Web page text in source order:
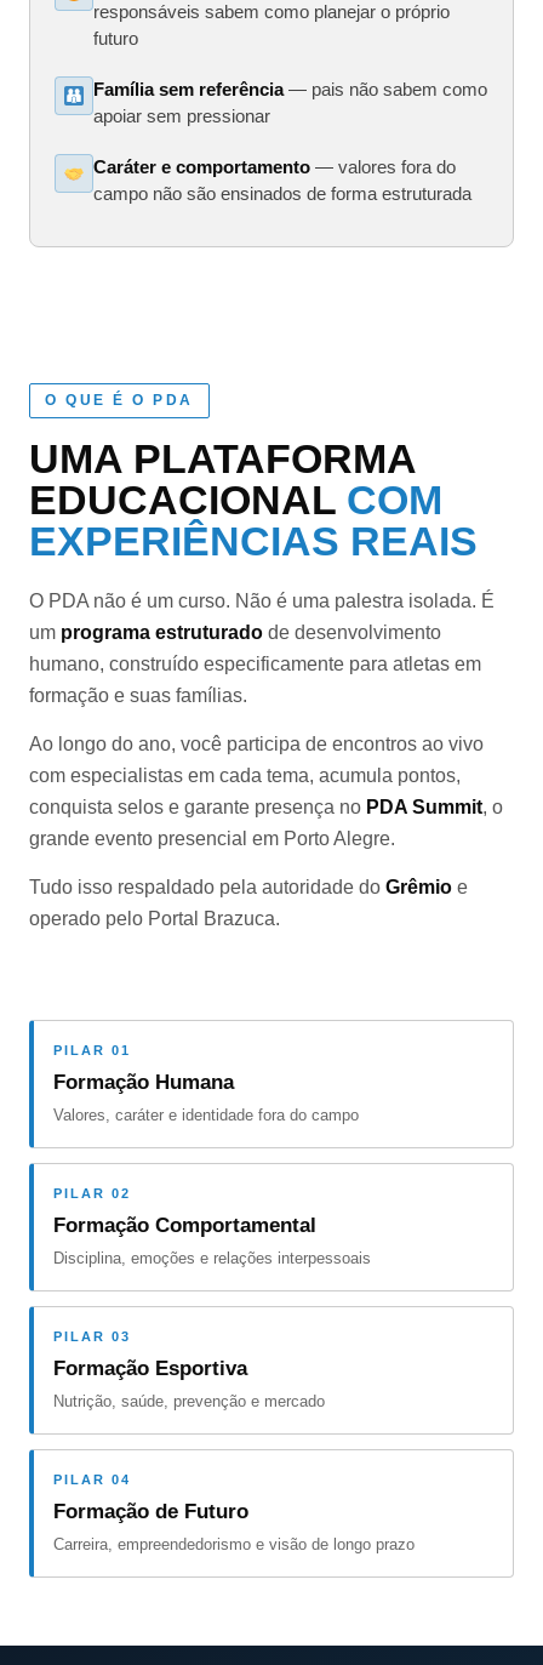
responsáveis sabem como planejar o próprio
futuro
Família sem referência— pais não sabem como
apoiar sem pressionar
Caráter e comportamento — valores fora do
campo não são ensinados de forma estruturada
O QUE É O PDA
UMA PLATAFORMA
EDUCACIONAL COM
EXPERIÊNCIAS REAIS
O PDA não é um curso. Não é uma palestra isolada. É
um programa estruturado de desenvolvimento
humano, construído especificamente para atletas em
formação e suas famílias.
Ao longo do ano, você participa de encontros ao vivo
com especialistas em cada tema, acumula pontos,
conquista selos e garante presença no PDA Summit, o
grande evento presencial em Porto Alegre.
Tudo isso respaldado pela autoridade do Grêmio e
operado pelo Portal Brazuca.
PILAR 01
Formação Humana
Valores, caráter e identidade fora do campo
PILAR 02
Formação Comportamental
Disciplina, emoções e relações interpessoais
PILAR 03
Formação Esportiva
Nutrição, saúde, prevenção e mercado
PILAR 04
Formação de Futuro
Carreira, empreendedorismo e visão de longo prazo